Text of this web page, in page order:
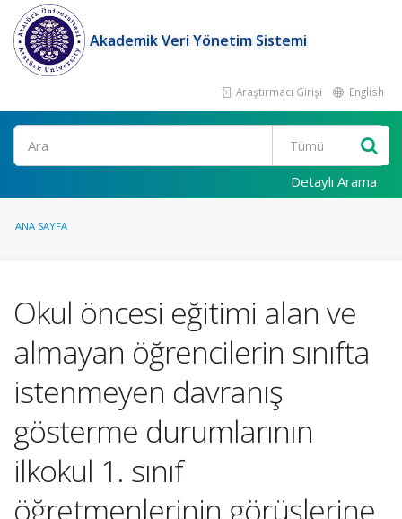
Akademik Veri Yönetim Sistemi
Araştırmacı Girişi English
Ara
Detaylı Arama
ANA SAYFA
Okul öncesi eğitimi alan ve
almayan öğrencilerin sınıfta
istenmeyen davranış
gösterme durumlarının
ilkokul 1. sınıf
öğretmenlerinin görüşlerine